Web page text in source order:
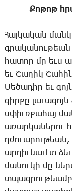
Քո­թոթ
­Հայ­կա­կան
գրա­կա­նու­թեան
հա­տոր մը եւս
եւ ­Շա­ղիկ
­Մե­ծա­դիր եւ
գիր­քը
սփիւռ­քա­հայ
ա­ռար­կա­նե­րու
դժո­ւա­րու­թեան,
ար­դիւ­նա­ւէտ
մա­նու­կի մը
տպագ­րու­թեամբ,